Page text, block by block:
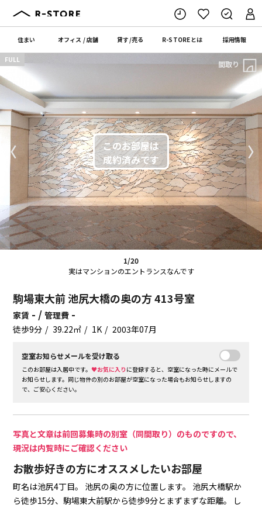
住まい オフィス /店舗 貸す/売る R-STOREとは 採用情報
1/20
実はマンションのエントランスなんです
〈 〉
FULL 間取り
駒場東大前 池尻大橋の奥の方 413号室
家賃 - /管理費 -
徒歩9分 39.22㎡ 1K 2003年07月
空室お知らせメールを受け取る
このお部屋は入居中です。♥お気に入り に登録すると、空室になった時にメールで
お知らせします。同じ物件の別のお部屋が空室になった場合もお知らせしますの
で、ご安心ください。
写真と文章は前回募集時の別室（同間取り）のものですので、
現況は内覧時にご確認ください
お散歩好きの方にオススメしたいお部屋
町名は池尻4丁目。 池尻の奥の方に位置します。
池尻大橋駅か
ら徒歩15分、駒場東大前駅から徒歩9分とまずまずな距離。
し